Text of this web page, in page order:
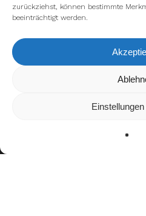
zurückziehst, können bestimmte
beeinträchtigt werden.
Wir verwenden Cookies, um dir
kannst du
verwenden oder sie ausschalten.